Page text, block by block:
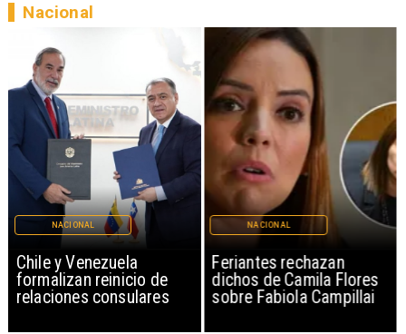
Chile y Venezuela
formalizan reinicio de
relaciones consulares
NACIONAL
Feriantes rechazan
dichos de Camila Flores
sobre Fabiola Campillai
NACIONAL
Nacional